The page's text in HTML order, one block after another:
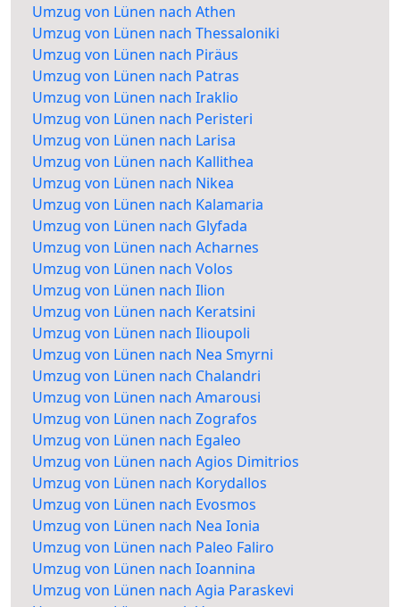
Umzug von Lünen nach Athen
Umzug von Lünen nach Thessaloniki
Umzug von Lünen nach Piräus
Umzug von Lünen nach Patras
Umzug von Lünen nach Iraklio
Umzug von Lünen nach Peristeri
Umzug von Lünen nach Larisa
Umzug von Lünen nach Kallithea
Umzug von Lünen nach Nikea
Umzug von Lünen nach Kalamaria
Umzug von Lünen nach Glyfada
Umzug von Lünen nach Acharnes
Umzug von Lünen nach Volos
Umzug von Lünen nach Ilion
Umzug von Lünen nach Keratsini
Umzug von Lünen nach Ilioupoli
Umzug von Lünen nach Nea Smyrni
Umzug von Lünen nach Chalandri
Umzug von Lünen nach Amarousi
Umzug von Lünen nach Zografos
Umzug von Lünen nach Egaleo
Umzug von Lünen nach Agios Dimitrios
Umzug von Lünen nach Korydallos
Umzug von Lünen nach Evosmos
Umzug von Lünen nach Nea Ionia
Umzug von Lünen nach Paleo Faliro
Umzug von Lünen nach Ioannina
Umzug von Lünen nach Agia Paraskevi